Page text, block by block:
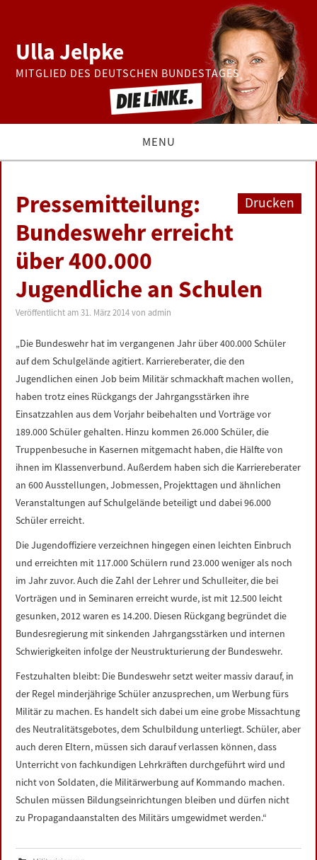
Ulla Jelpke
MITGLIED DES DEUTSCHEN BUNDESTAGES
MENU
BUNDESTAG
PRESSE
ZUR PERSON
DATENSCHUTZERKLÄRUNG
Drucken
Pressemitteilung:
Bundeswehr erreicht
über 400.000
Jugendliche an Schulen
Veröffentlicht am31. März 2014 vonadmin
„Die Bundeswehr hat im vergangenen Jahr über 400.000 Schüler
auf dem Schulgelände agitiert. Karriereberater, die den
Jugendlichen einen Job beim Militär schmackhaft machen wollen,
haben trotz eines Rückgangs der Jahrgangsstärken ihre
Einsatzzahlen aus dem Vorjahr beibehalten und Vorträge vor
189.000 Schüler gehalten. Hinzu kommen 26.000 Schüler, die
Truppenbesuche in Kasernen mitgemacht haben, die Hälfte von
ihnen im Klassenverbund. Außerdem haben sich die Karriereberater
an 600 Ausstellungen, Jobmessen, Projekttagen und ähnlichen
Veranstaltungen auf Schulgelände beteiligt und dabei 96.000
Schüler erreicht.
Die Jugendoffiziere verzeichnen hingegen einen leichten Einbruch
und erreichten mit 117.000 Schülern rund 23.000 weniger als noch
im Jahr zuvor. Auch die Zahl der Lehrer und Schulleiter, die bei
Vorträgen und in Seminaren erreicht wurde, ist mit 12.500 leicht
gesunken, 2012 waren es 14.200. Diesen Rückgang begründet die
Bundesregierung mit sinkenden Jahrgangsstärken und internen
Schwierigkeiten infolge der Neustrukturierung der Bundeswehr.
Festzuhalten bleibt: Die Bundeswehr setzt weiter massiv darauf, in
der Regel minderjährige Schüler anzusprechen, um Werbung fürs
Militär zu machen. Es handelt sich dabei um eine grobe Missachtung
des Neutralitätsgebotes, dem Schulbildung unterliegt. Schüler, aber
auch deren Eltern, müssen sich darauf verlassen können, dass
Unterricht von fachkundigen Lehrkräften durchgeführt wird und
nicht von Soldaten, die Militärwerbung auf Kommando machen.
Schulen müssen Bildungseinrichtungen bleiben und dürfen nicht
zu Propagandaanstalten des Militärs umgewidmet werden.“